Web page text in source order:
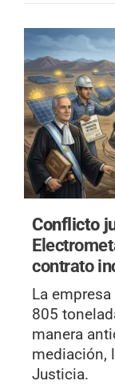
Conflicto
contrato
La
805
manera
mediación,
Justicia.